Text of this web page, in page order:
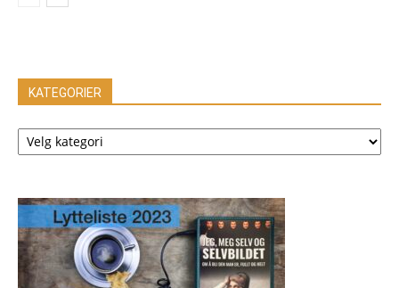
KATEGORIER
KATEGORIER